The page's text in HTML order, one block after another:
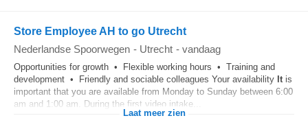
Store Employee AH to go Utrecht
Nederlandse Spoorwegen - Utrecht - vandaag
Opportunities for growth • Flexible working hours • Training and
development • Friendly and sociable colleagues Your availability It is
important that you are available from Monday to Sunday between 6:00
am and 1:00 am. During the first video intake...
Laat meer zien